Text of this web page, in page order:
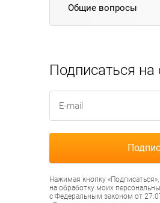
Общие вопросы
Подписаться на
Нажимая кнопку
на обработку моих
с Федеральным законом от